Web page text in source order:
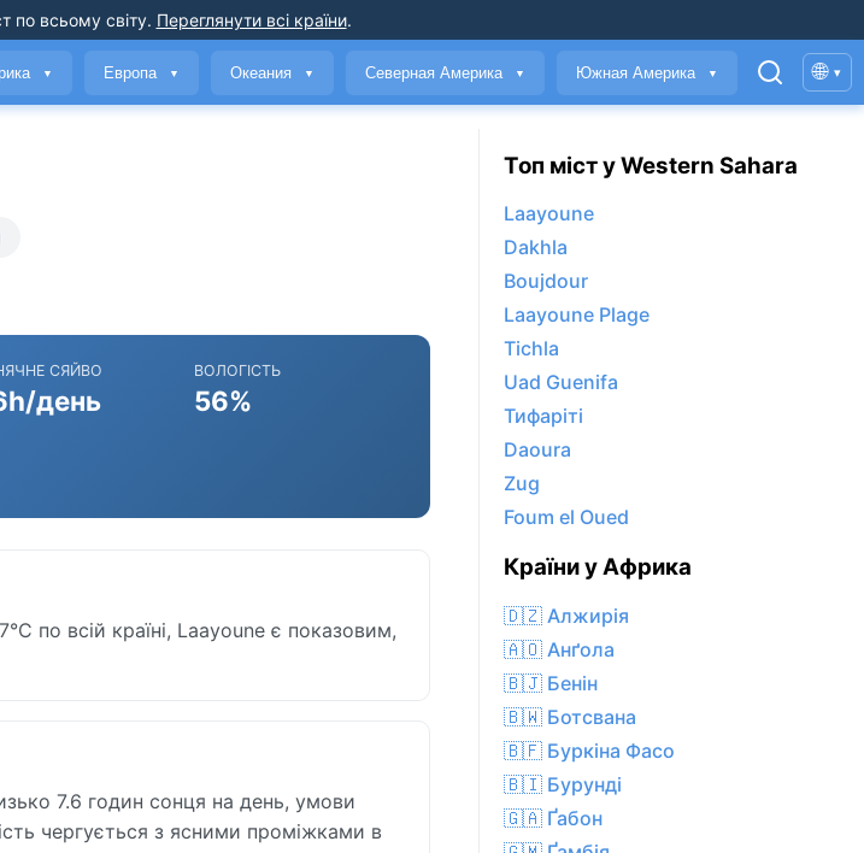
по всьому світу. Переглянути всі країни.
▼ Европа ▼ Океания ▼ Северная Америка ▼ Южная Америка ▼ 🌐 ▾
СЯЙВО
день
ВОЛОГІСТЬ
56%
по всій країні, Laayoune є показовим,
7.6 годин сонця на день, умови
чергується з ясними проміжками в
Топ міст у Western Sahara
Laayoune
Dakhla
Boujdour
Laayoune Plage
Tichla
Uad Guenifa
Тифаріті
Daoura
Zug
Foum el Oued
Країни у Африка
🇩🇿 Алжирія
🇦🇴 Анґола
🇧🇯 Бенін
🇧🇼 Ботсвана
🇧🇫 Буркіна Фасо
🇧🇮 Бурунді
🇬🇦 Ґабон